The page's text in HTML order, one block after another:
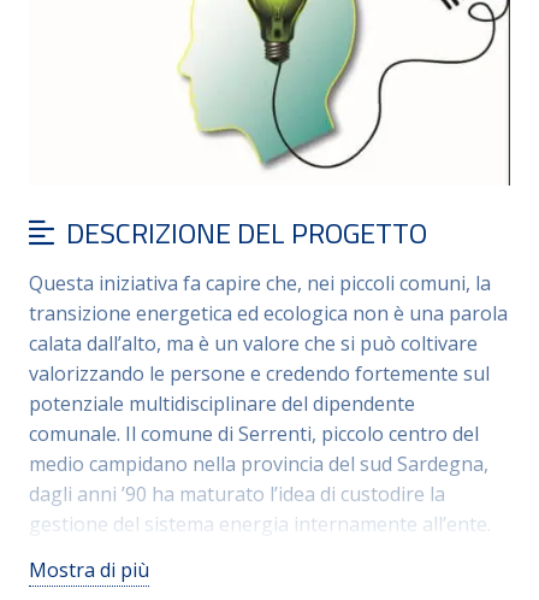
DESCRIZIONE DEL PROGETTO
Questa iniziativa fa capire che, nei piccoli comuni, la
transizione energetica ed ecologica non è una parola
calata dall’alto, ma è un valore che si può coltivare
valorizzando le persone e credendo fortemente sul
potenziale multidisciplinare del dipendente
comunale. Il comune di Serrenti, piccolo centro del
medio campidano nella provincia del sud Sardegna,
dagli anni ’90 ha maturato l’idea di custodire la
gestione del sistema energia internamente all’ente.
amministrazioni comunali deliberava la cessione della
Mostra di più